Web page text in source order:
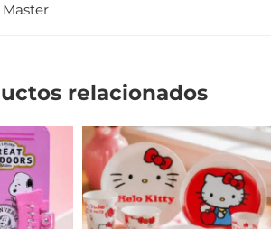
Master
relacionados